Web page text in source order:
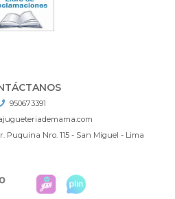
950673391
Puquina Nro. 115 - San Miguel - Lima